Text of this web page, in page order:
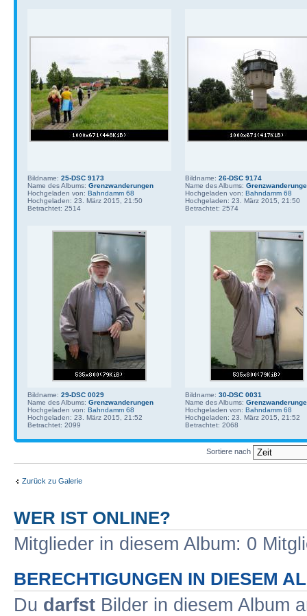
Bildname: 25-DSC 9173
Name des Albums: Grenzwanderungen
Hochgeladen von: Bahndamm 68
Hochgeladen: 23. März 2015, 21:50
Betrachtet: 2514
Bildname: 26-DSC 9174
Name des Albums:
Hochgeladen von: Bahndamm 68
Hochgeladen: 23. März 2015, 21:50
Betrachtet: 2574
Bildname: 29-DSC 0029
Name des Albums: Grenzwanderungen
Hochgeladen von: Bahndamm 68
Hochgeladen: 23. März 2015, 21:52
Betrachtet: 2099
Bildname: 30-DSC 0031
Name des Albums:
Hochgeladen von: Bahndamm 68
Hochgeladen: 23. März 2015, 21:52
Betrachtet: 2068
Sortiere nach
Zurück zu Galerie
WER IST ONLINE?
Mitglieder in diesem Album: 0
BERECHTIGUNGEN IN DIESEM
Du darfst Bilder in diesem Album